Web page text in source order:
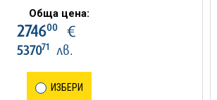
Обща цена:
274600€
537071 лв.
ИЗБЕРИ